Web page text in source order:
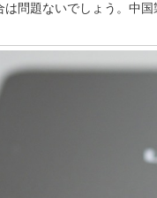
問題ないでしょう。中